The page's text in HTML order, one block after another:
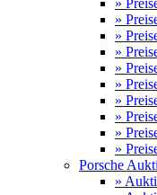
»
»
»
»
»
»
»
»
»
»
Porsche
»